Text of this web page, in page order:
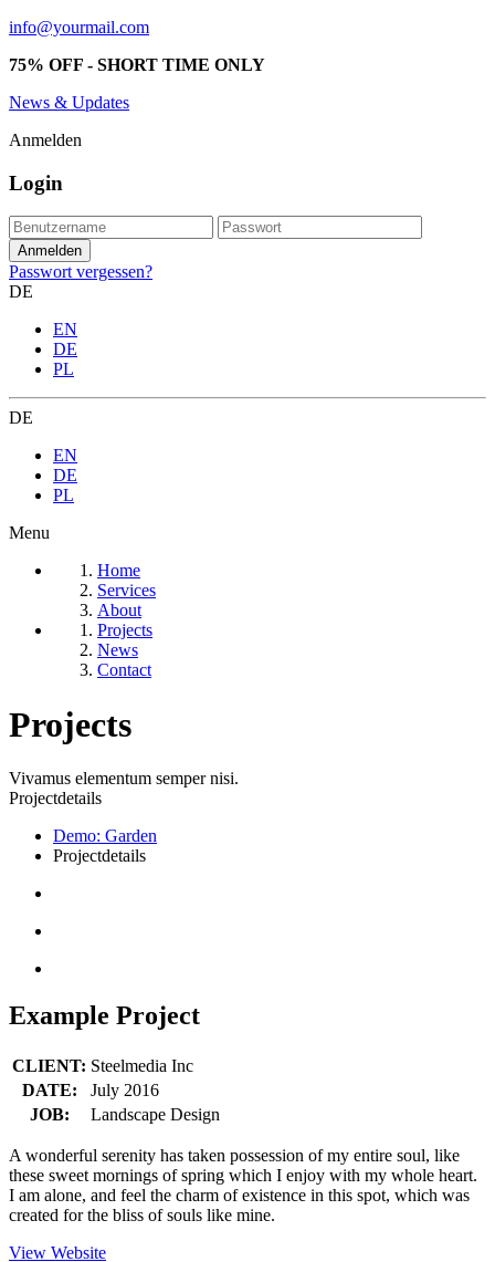
info@yourmail.com
75% OFF - SHORT TIME ONLY
News & Updates
Anmelden
Login
Passwort vergessen?
DE
EN
DE
PL
DE
EN
DE
PL
Menu
Home
Services
About
Projects
News
Contact
Projects
Vivamus elementum semper nisi.
Projectdetails
Demo: Garden
Projectdetails
Example Project
CLIENT: Steelmedia Inc
DATE:
July 2016
JOB:
Landscape Design
A wonderful serenity has taken possession of my entire soul, like
these sweet mornings of spring which I enjoy with my whole heart.
I am alone, and feel the charm of existence in this spot, which was
created for the bliss of souls like mine.
View Website